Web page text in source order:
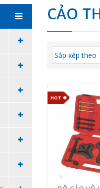
CẢO
HOT